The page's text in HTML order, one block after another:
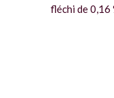
fléchi de 0,16